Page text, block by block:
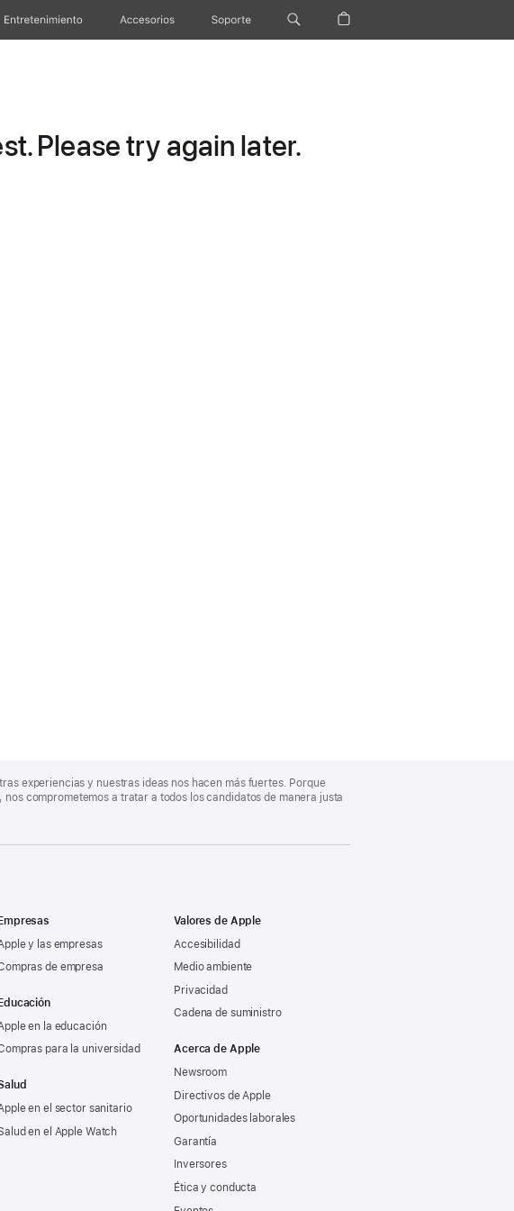
Entretenimiento Accesorios Soporte
Please try again later.
experiencias y nuestras ideas nos hacen más fuertes. Porque
comprometemos a tratar a todos los candidatos de manera justa
Empresas
y las empresas
de empresa
Educación
en la educación
para la universidad
en el sector sanitario
en el Apple Watch
Valores de Apple
Accesibilidad
Medio ambiente
Privacidad
Cadena de suministro
Acerca de Apple
Newsroom
Directivos de Apple
Oportunidades laborales
Garantía
Inversores
Ética y conducta